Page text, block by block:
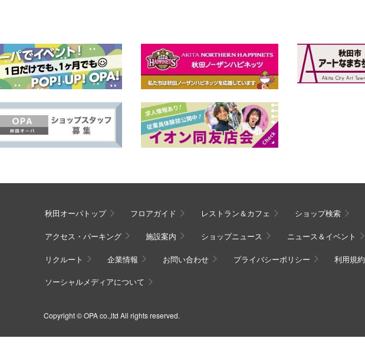
秋田オーパトップ フロアガイド レストラン＆カフェ ショップ検索
アクセス・パーキング 施設案内 ショップニュース ニュース＆イベント
リクルート 企業情報 お問い合わせ プライバシーポリシー 利用規約
ソーシャルメディアについて
Copyright © OPA co.,ltd All rights reserved.